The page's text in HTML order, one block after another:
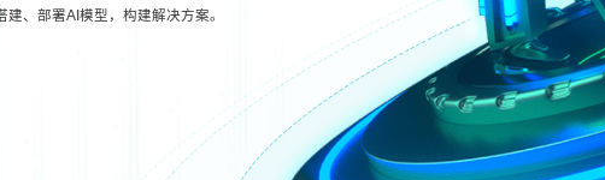
、部署AI模型，构建解决方案。